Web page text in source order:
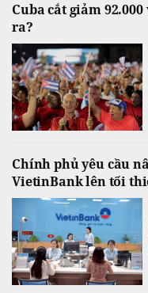
Cuba cắt giảm
ra?
Chính phủ yêu cầu
VietinBank lên tối